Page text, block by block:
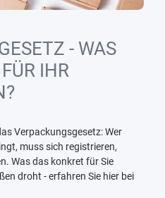
- WAS
IHR
Verpackungsgesetz: Wer
muss sich registrieren,
Was das konkret für Sie
droht - erfahren Sie hier bei